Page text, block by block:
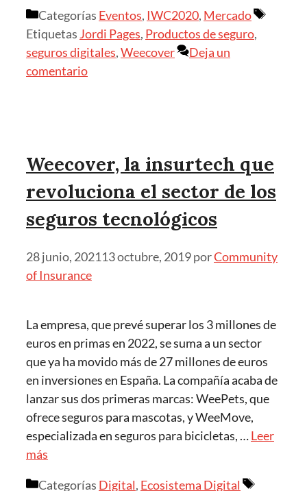
Categorías Eventos, IWC2020, Mercado
Etiquetas Jordi Pages, Productos de seguro,
seguros digitales,Weecover
Deja un
comentario
Weecover, la insurtech que
revoluciona el sector de los
seguros tecnológicos
28 junio, 202113 octubre, 2019porCommunity
of Insurance
La empresa, que prevé superar los 3 millones de
euros en primas en 2022, se suma a un sector
que ya ha movido más de 27 millones de euros
en inversiones en España. La compañía acaba de
lanzar sus dos primeras marcas: WeePets, que
ofrece seguros para mascotas, y WeeMove,
especializada en seguros para bicicletas, …Leer
más
Categorías Digital, Ecosistema Digital